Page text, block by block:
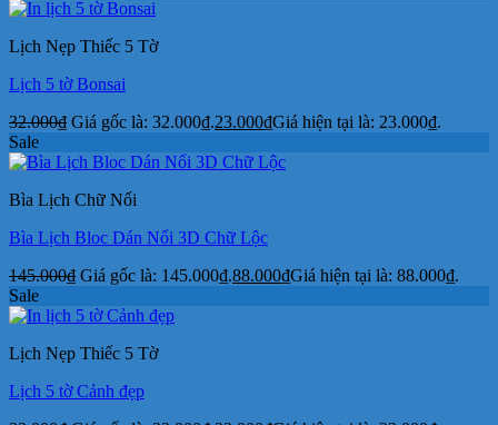
Lịch Nẹp Thiếc 5 Tờ
Lịch 5 tờ Bonsai
32.000₫ Giá gốc là: 32.000₫.23.000₫Giá hiện tại là: 23.000₫.
Sale
Bìa Lịch Chữ Nổi
Bìa Lịch Bloc Dán Nổi 3D Chữ Lộc
145.000₫ Giá gốc là: 145.000₫.88.000₫Giá hiện tại là: 88.000₫.
Sale
Lịch Nẹp Thiếc 5 Tờ
Lịch 5 tờ Cảnh đẹp